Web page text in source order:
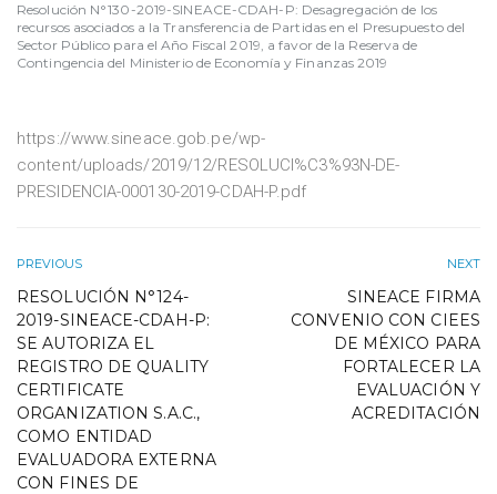
Resolución N°130-2019-SINEACE-CDAH-P: Desagregación de los
recursos asociados a la Transferencia de Partidas en el Presupuesto del
Sector Público para el Año Fiscal 2019, a favor de la Reserva de
Contingencia del Ministerio de Economía y Finanzas 2019
https://www.sineace.gob.pe/wp-
content/uploads/2019/12/RESOLUCI%C3%93N-DE-
PRESIDENCIA-000130-2019-CDAH-P.pdf
PREVIOUS
RESOLUCIÓN N°124-
2019-SINEACE-CDAH-P:
SE AUTORIZA EL
REGISTRO DE QUALITY
CERTIFICATE
ORGANIZATION S.A.C.,
COMO ENTIDAD
EVALUADORA EXTERNA
CON FINES DE
NEXT
SINEACE FIRMA
CONVENIO CON CIEES
DE MÉXICO PARA
FORTALECER LA
EVALUACIÓN Y
ACREDITACIÓN